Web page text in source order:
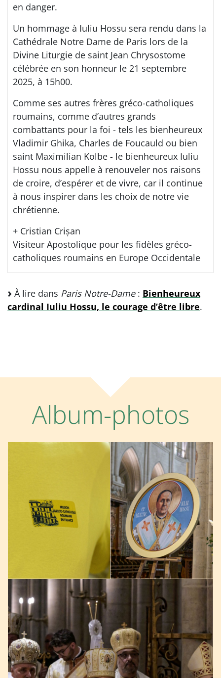
en danger.
Un hommage à Iuliu Hossu sera rendu dans la
Cathédrale Notre Dame de Paris lors de la
Divine Liturgie de saint Jean Chrysostome
célébrée en son honneur le 21 septembre
2025, à 15h00.
Comme ses autres frères gréco-catholiques
roumains, comme d’autres grands
combattants pour la foi - tels les bienheureux
Vladimir Ghika, Charles de Foucauld ou bien
saint Maximilian Kolbe - le bienheureux Iuliu
Hossu nous appelle à renouveler nos raisons
de croire, d’espérer et de vivre, car il continue
à nous inspirer dans les choix de notre vie
chrétienne.
+ Cristian Crișan
Visiteur Apostolique pour les fidèles gréco-
catholiques roumains en Europe Occidentale
À lire dans Paris Notre-Dame: Bienheureux
cardinal Iuliu Hossu, le courage d’être libre.
Album-photos